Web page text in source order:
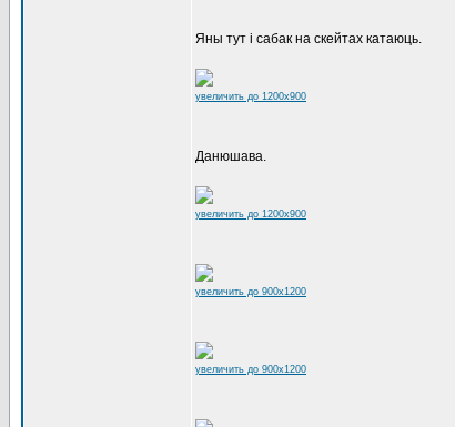
Яны тут і сабак на скейтах катаюць.
увеличить до 1200x900
Данюшава.
увеличить до 1200x900
увеличить до 900x1200
увеличить до 900x1200